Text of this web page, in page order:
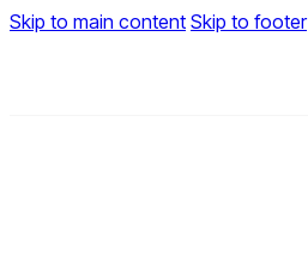
Skip to main content Skip to footer